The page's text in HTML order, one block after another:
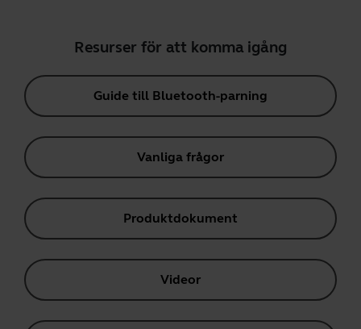
Resurser för att komma igång
Guide till Bluetooth-parning
Vanliga frågor
Produktdokument
Videor